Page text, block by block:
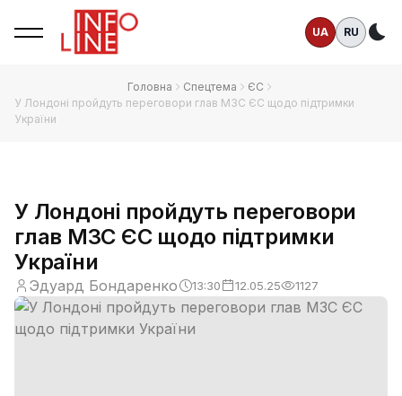
UA RU
Головна Спецтема
ЄС
У Лондоні пройдуть переговори глав МЗС ЄС щодо підтримки
України
У Лондоні пройдуть переговори
глав МЗС ЄС щодо підтримки
України
Эдуард Бондаренко 13:30 12.05.25 1127